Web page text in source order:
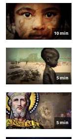
10 min
5 min
5 min